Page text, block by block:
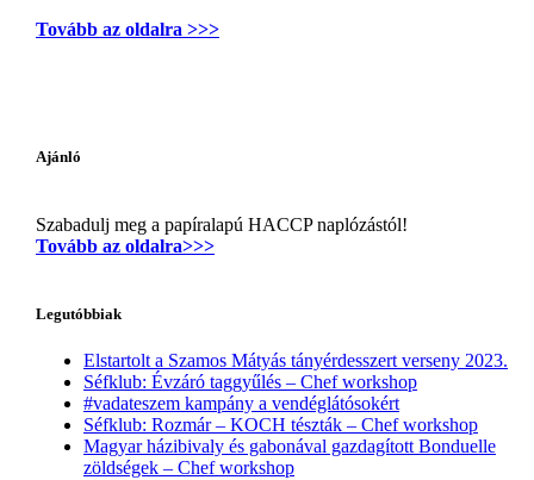
Tovább az oldalra >>>
Ajánló
Szabadulj meg a papíralapú HACCP naplózástól!
Tovább az oldalra>>>
Legutóbbiak
Elstartolt a Szamos Mátyás tányérdesszert verseny 2023.
Séfklub: Évzáró taggyűlés – Chef workshop
#vadateszem kampány a vendéglátósokért
Séfklub: Rozmár – KOCH tészták – Chef workshop
Magyar házibivaly és gabonával gazdagított Bonduelle
zöldségek – Chef workshop